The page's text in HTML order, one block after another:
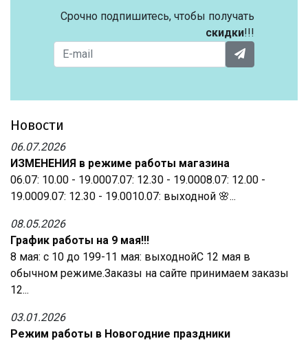
Срочно подпишитесь, чтобы получать
скидки!!!
Новости
06.07.2026
ИЗМЕНЕНИЯ в режиме работы магазина
06.07: 10.00 - 19.0007.07: 12.30 - 19.0008.07: 12.00 -
19.0009.07: 12.30 - 19.0010.07: выходной 🌸...
08.05.2026
График работы на 9 мая!!!
8 мая: с 10 до 199-11 мая: выходнойС 12 мая в
обычном режиме.Заказы на сайте принимаем заказы
12...
03.01.2026
Режим работы в Новогодние праздники